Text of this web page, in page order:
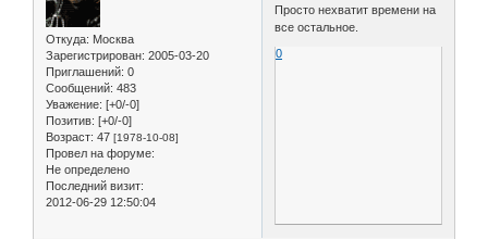
Откуда: Москва
Зарегистрирован: 2005-03-20
Приглашений: 0
Сообщений: 483
Уважение: [+0/-0]
Позитив: [+0/-0]
Возраст: 47 [1978-10-08]
Провел на форуме:
Не определено
Последний визит:
2012-06-29 12:50:04
Просто нехватит времени на
все остальное.
0